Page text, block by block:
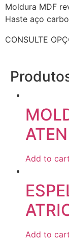
Moldura MDF
Haste aço
CONSULTE
Add to cart
Add to cart